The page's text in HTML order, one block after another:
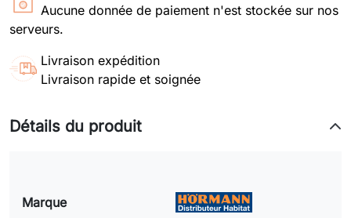
Aucune donnée de paiement n'est stockée sur nos
serveurs.
Livraison expédition
Livraison rapide et soignée
Détails du produit
Marque